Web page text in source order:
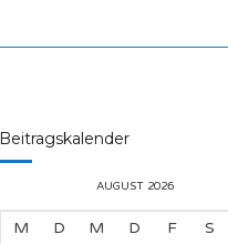
Beitragskalender
AUGUST 2026
M D M D F S